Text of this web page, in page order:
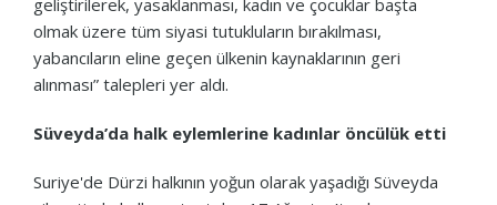
olmak üzere tüm siyasi tutukluların bırakılması,
yabancıların eline geçen ülkenin kaynaklarının geri
alınması” talepleri yer aldı.
Süveyda’da halk eylemlerine kadınlar öncülük etti
Suriye'de Dürzi halkının yoğun olarak yaşadığı Süveyda